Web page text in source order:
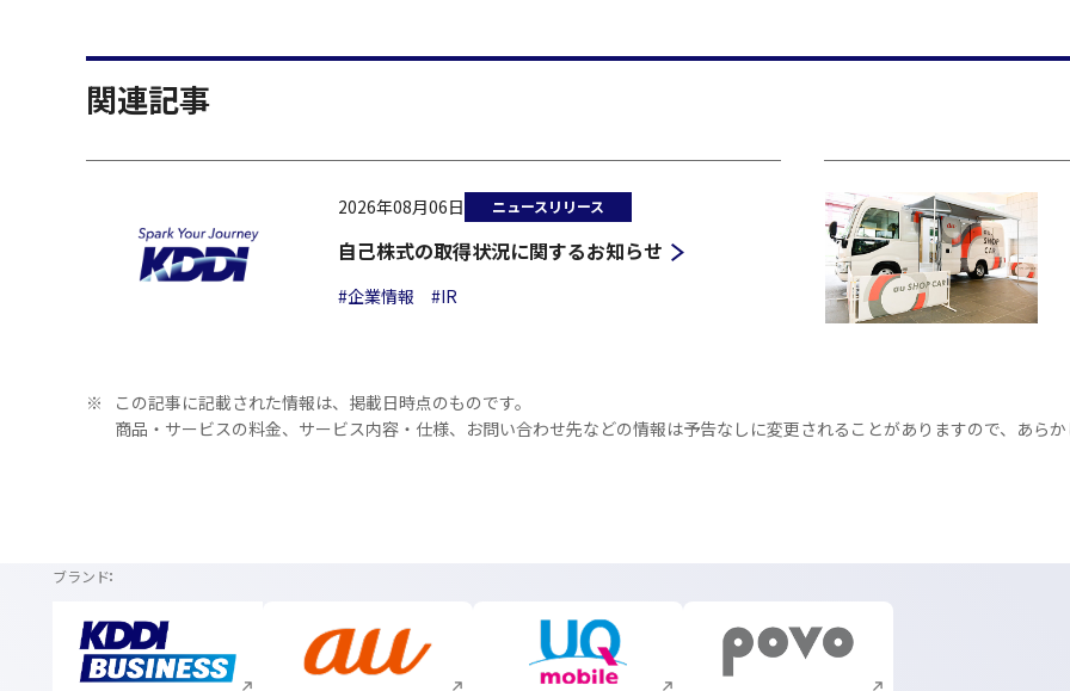
関連記事
2026年08月06日 ニュースリリース
自己株式の取得状況に関するお知らせ
#企業情報 #IR
※
この記事に記載された情報は、掲載日時点のものです。
商品・サービスの料金、サービス内容・仕様、お問い合わせ先などの情報は予告なしに変更されることがありますので、あらか
ブランド
新規ウィンドウで開く 新規ウィンドウで開く 新規ウィンドウで開く 新規ウィンドウで開く